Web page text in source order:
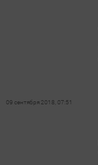
09 сентября 2018, 07:51